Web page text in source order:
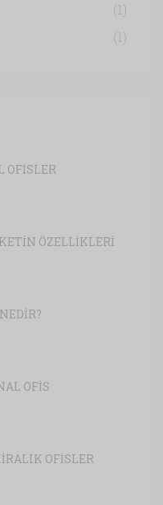
(1)
(1)
OFİSLER
ÖZELLİKLERİ
OFİS
OFİSLER